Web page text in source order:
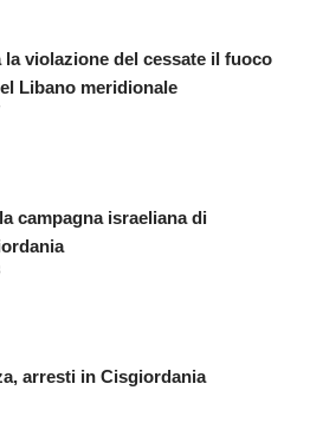
la violazione del cessate il fuoco
Libano meridionale
campagna israeliana di
arresti in Cisgiordania